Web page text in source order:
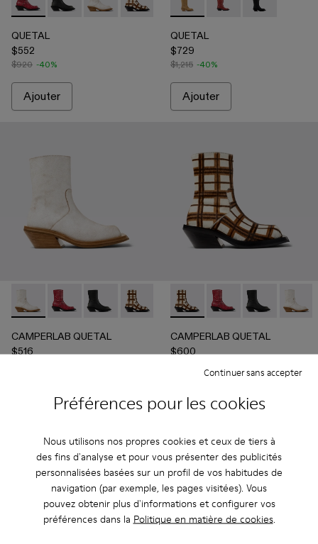
Préférences pour les cookies
Nous utilisons nos propres cookies et ceux de tiers à
des fins d'analyse et pour vous présenter des publicités
personnalisées basées sur un profil de vos habitudes de
navigation (par exemple, les pages visitées). Vous
pouvez obtenir plus d'informations et configurer vos
préférences dans la Politique en matière de cookies.
Continuer sans accepter
QUETAL - A700021-008 - Red
QUETAL - A700021-007 - Multicolor
QUETAL - A700021-004 - Bottes blanches
QUETAL - A700021-003 - Bottes en
QUETAL - A700021-002 -
QUETAL - A700021-
QUETAL
$552
$920 -40%
Ajouter
QUETAL - A700027-004 -
QUETAL -QUETAL -
QUETAL
$729
$1,215 -40%
Ajouter
CAMPERLAB QUETAL - A700021-004 - Bottes blanches
CAMPERLAB QUETAL - A700021-008 - Red
CAMPERLAB QUETAL - A700021-007 -
CAMPERLAB QUETAL - A700021-
CAMPERLAB QUETAL -
CAMPERLAB QUETAL
CAMPERLAB QUETAL
$516
Ajouter
CAMPERLAB QUETAL -
CAMPERLAB
CAMPERLAB QUETAL
$600
Ajouter